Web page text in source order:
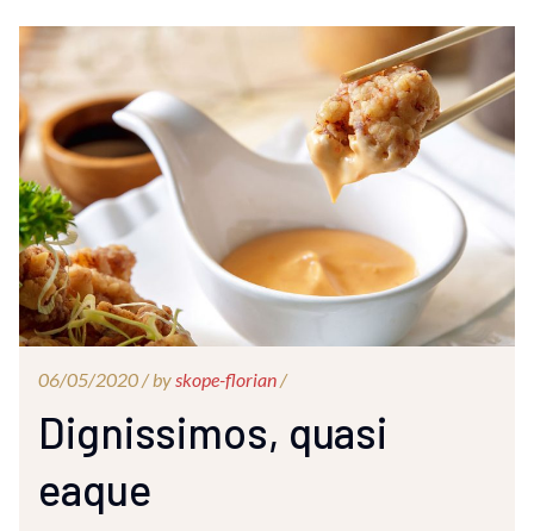
06/05/2020 /byskope-florian/
Dignissimos, quasi
eaque